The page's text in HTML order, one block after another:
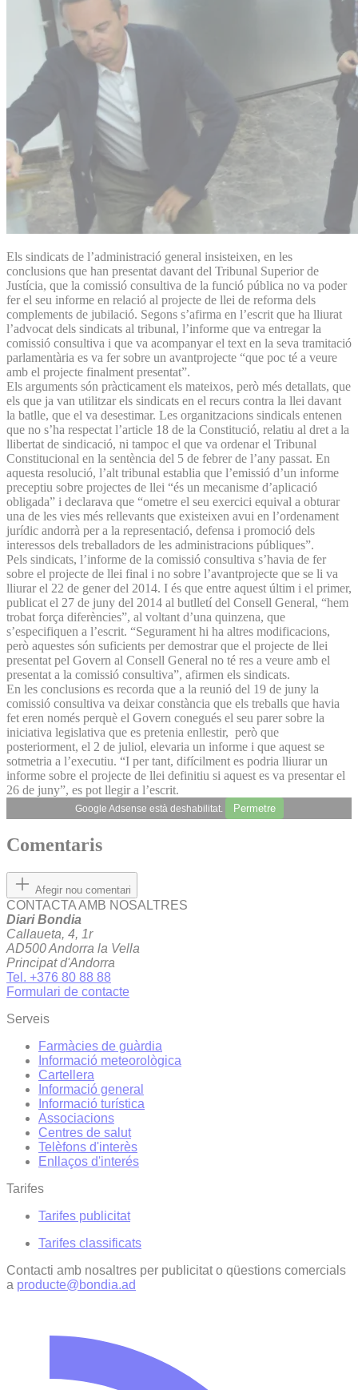
Els sindicats de l’administració general insisteixen, en les
conclusions que han presentat davant del Tribunal Superior de
Justícia, que la comissió consultiva de la funció pública no va poder
fer el seu informe en relació al projecte de llei de reforma dels
complements de jubilació. Segons s’afirma en l’escrit que ha lliurat
l’advocat dels sindicats al tribunal, l’informe que va entregar la
comissió consultiva i que va acompanyar el text en la seva tramitació
parlamentària es va fer sobre un avantprojecte “que poc té a veure
amb el projecte finalment presentat”.
Els arguments són pràcticament els mateixos, però més detallats, que
els que ja van utilitzar els sindicats en el recurs contra la llei davant
la batlle, que el va desestimar. Les organitzacions sindicals entenen
que no s’ha respectat l’article 18 de la Constitució, relatiu al dret a la
llibertat de sindicació, ni tampoc el que va ordenar el Tribunal
Constitucional en la sentència del 5 de febrer de l’any passat. En
aquesta resolució, l’alt tribunal establia que l’emissió d’un informe
preceptiu sobre projectes de llei “és un mecanisme d’aplicació
obligada” i declarava que “ometre el seu exercici equival a obturar
una de les vies més rellevants que existeixen avui en l’ordenament
jurídic andorrà per a la representació, defensa i promoció dels
interessos dels treballadors de les administracions públiques”.
Pels sindicats, l’informe de la comissió consultiva s’havia de fer
sobre el projecte de llei final i no sobre l’avantprojecte que se li va
lliurar el 22 de gener del 2014. I és que entre aquest últim i el primer,
publicat el 27 de juny del 2014 al butlletí del Consell General, “hem
trobat força diferències”, al voltant d’una quinzena, que
s’especifiquen a l’escrit. “Segurament hi ha altres modificacions,
però aquestes són suficients per demostrar que el projecte de llei
presentat pel Govern al Consell General no té res a veure amb el
presentat a la comissió consultiva”, afirmen els sindicats.
En les conclusions es recorda que a la reunió del 19 de juny la
comissió consultiva va deixar constància que els treballs que havia
fet eren només perquè el Govern conegués el seu parer sobre la
iniciativa legislativa que es pretenia enllestir, però que
posteriorment, el 2 de juliol, elevaria un informe i que aquest se
sotmetria a l’executiu. “I per tant, difícilment es podria lliurar un
informe sobre el projecte de llei definitiu si aquest es va presentar el
26 de juny”, es pot llegir a l’escrit.
Google Adsense està deshabilitat. Permetre
Comentaris
Afegir nou comentari
CONTACTA AMB NOSALTRES
Diari Bondia
Callaueta, 4, 1r
AD500 Andorra la Vella
Principat d'Andorra
Tel. +376 80 88 88
Formulari de contacte
Serveis
Farmàcies de guàrdia
Informació meteorològica
Cartellera
Informació general
Informació turística
Associacions
Centres de salut
Telèfons d'interès
Enllaços d'interés
Tarifes
Tarifes publicitat
Tarifes classificats
Contacti amb nosaltres per publicitat o qüestions comercials
a producte@bondia.ad